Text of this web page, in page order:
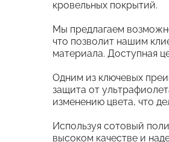
кровельных покрытий.
Мы предлагаем
что позволит нашим
материала. Доступная
Одним из ключевых
защита от
изменению цвета, что
Используя сотовый
высоком качестве и